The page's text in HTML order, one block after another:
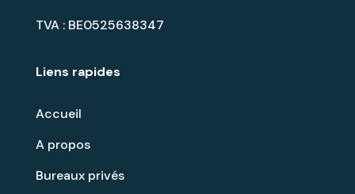
Liens rapides
Accueil
A propos
Bureaux privés
TVA : BE0525638347